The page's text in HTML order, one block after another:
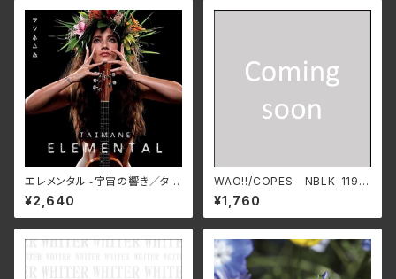
エレメンタル~宇宙の響き／タイ
マネ
¥2,640
WAO!!/COPES NBLK-119
(仕様:CD)
¥1,760